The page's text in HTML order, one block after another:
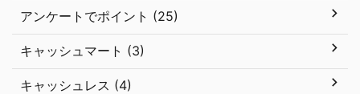
アンケートでポイント (25)
キャッシュマート (3)
キャッシュレス (4)